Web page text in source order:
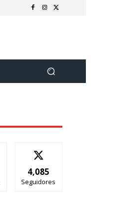
4,085
Seguidores